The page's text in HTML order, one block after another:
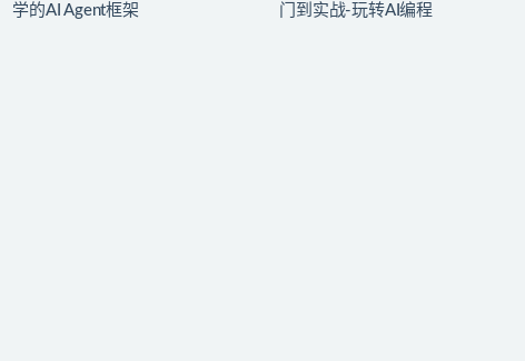
学的AI Agent框架
门到实战-玩转AI编程